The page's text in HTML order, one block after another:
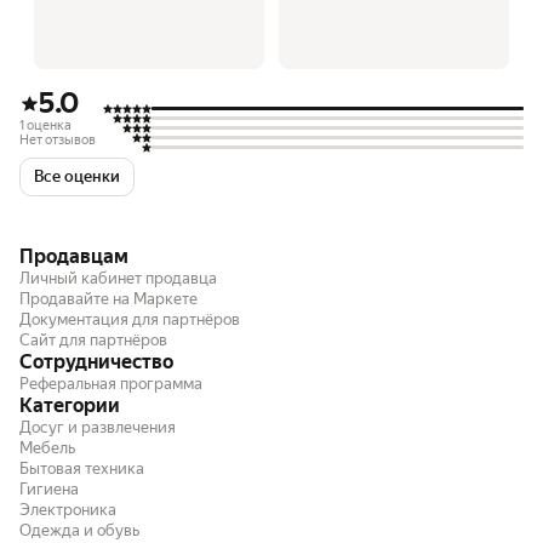
5.0
1 оценка
Нет отзывов
Все оценки
Продавцам
Личный кабинет продавца
Продавайте на Маркете
Документация для партнёров
Сайт для партнёров
Сотрудничество
Реферальная программа
Категории
Досуг и развлечения
Мебель
Бытовая техника
Гигиена
Электроника
Одежда и обувь